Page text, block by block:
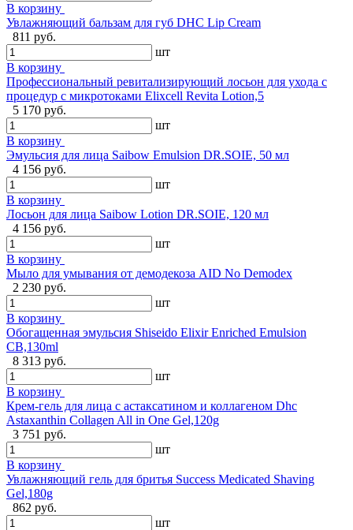
В корзину
Увлажняющий бальзам для губ DHC Lip Cream
811 руб.
шт
В корзину
Профессиональный ревитализирующий лосьон для ухода с
процедур с микротоками Elixcell Revita Lotion,5
5 170 руб.
шт
В корзину
Эмульсия для лица Saibow Emulsion DR.SOIE, 50 мл
4 156 руб.
шт
В корзину
Лосьон для лица Saibow Lotion DR.SOIE, 120 мл
4 156 руб.
шт
В корзину
Мыло для умывания от демодекоза AID No Demodex
2 230 руб.
шт
В корзину
Обогащенная эмульсия Shiseido Elixir Enriched Emulsion
CB,130ml
8 313 руб.
шт
В корзину
Крем-гель для лица с астаксатином и коллагеном Dhc
Astaxanthin Collagen All in One Gel,120g
3 751 руб.
шт
В корзину
Увлажняющий гель для бритья Success Medicated Shaving
Gel,180g
862 руб.
шт